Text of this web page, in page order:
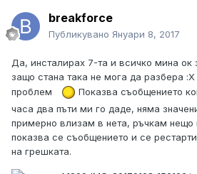
breakforce
Публикувано Януари 8, 2017
Да, инсталирах 7-та и всичко мина ок
защо стана така не мога да разбера
проблем
Показва съобщението
часа два пъти ми го даде, няма
примерно влизам в нета, ръчкам нещо
показва се съобщението и се
на грешката.